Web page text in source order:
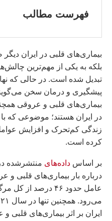
فهرست مطالب
بیماری‌های قلبی در ایران
بلکه به یکی از مهم‌ترین
تبدیل شده است. در حالی که
پیشگیری و درمان سخن
بیماری‌های قلبی و عروقی
در ایران هستند؛ موضوعی که
زندگی کم‌تحرک و افزایش
کرده است.
بر اساس داده‌های منتشرشده
درباره بار بیماری‌های قلبی و
عامل حدود ۴۶ درصد
ایران بر اثر بیماری‌های